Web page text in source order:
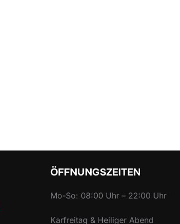
ÖFFNUNGSZEITEN
Mo-So: 08:00 Uhr – 22:00 Uhr
Karfreitag & Heiliger Abend